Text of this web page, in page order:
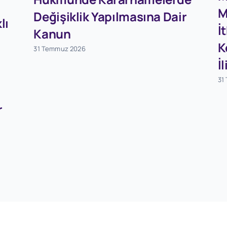
Değişiklik Yapılmasına Dair
Kanun
31 Temmuz 2026
31